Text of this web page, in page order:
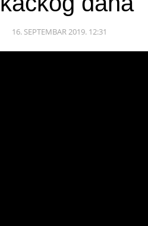
16. SEPTEMBAR 2019. 12:31